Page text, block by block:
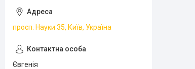
просп. Науки 35, Київ, Україна
Євгенія